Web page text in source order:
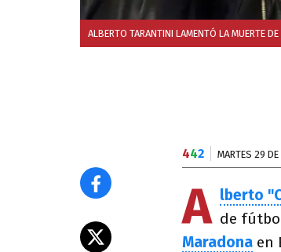
ALBERTO TARANTINI LAMENTÓ LA MUERTE
442 MARTES 29
A lberto
de
Maradona en